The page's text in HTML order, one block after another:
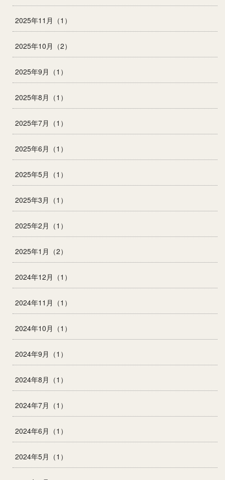
2025年11月（1）
2025年10月（2）
2025年9月（1）
2025年8月（1）
2025年7月（1）
2025年6月（1）
2025年5月（1）
2025年3月（1）
2025年2月（1）
2025年1月（2）
2024年12月（1）
2024年11月（1）
2024年10月（1）
2024年9月（1）
2024年8月（1）
2024年7月（1）
2024年6月（1）
2024年5月（1）